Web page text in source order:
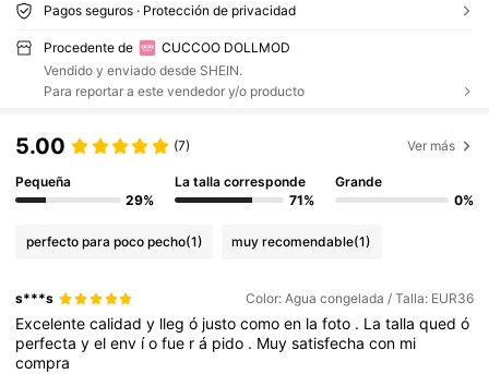
Pagos seguros · Protección de privacidad
Procedente de
CUCCOO DOLLMOD
Vendido y enviado desde SHEIN.
Para reportar a este vendedor y/o producto
5.00 (7) Ver más
Pequeña
29%
La talla corresponde
71%
Grande
0%
perfecto para poco pecho(1) muy recomendable(1)
s***s Color: Agua congelada / Talla: EUR36
Excelentecalidady llegó justocomoen lafoto . Latallaquedó
perfectayelenv íofue rá pido . Muysatisfechacon mi
compra